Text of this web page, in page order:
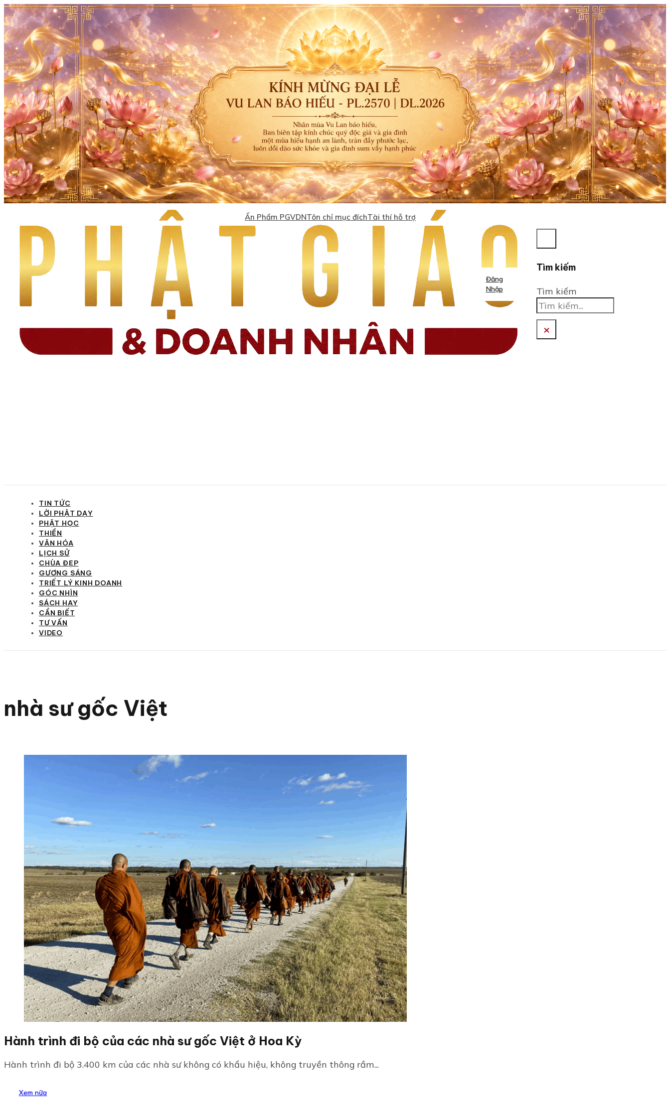
Ấn Phẩm PGVDNTôn chỉ mục đíchTài thí hỗ trợ
Đăng
Nhập
Tìm kiếm
Tìm kiếm
×
TIN TỨC
LỜI PHẬT DẠY
PHẬT HỌC
THIỀN
VĂN HÓA
LỊCH SỬ
CHÙA ĐẸP
GƯƠNG SÁNG
TRIẾT LÝ KINH DOANH
GÓC NHÌN
SÁCH HAY
CẦN BIẾT
TƯ VẤN
VIDEO
nhà sư gốc Việt
Hành trình đi bộ của các nhà sư gốc Việt ở Hoa Kỳ
Hành trình đi bộ 3.400 km của các nhà sư không có khẩu hiệu, không truyền thông rầm...
Xem nữa